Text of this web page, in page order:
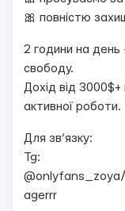
🎀 повністю
2 години на день
свободу.
Дохід від
активної роботи.
Для зв’язку:
Tg:
agerrr